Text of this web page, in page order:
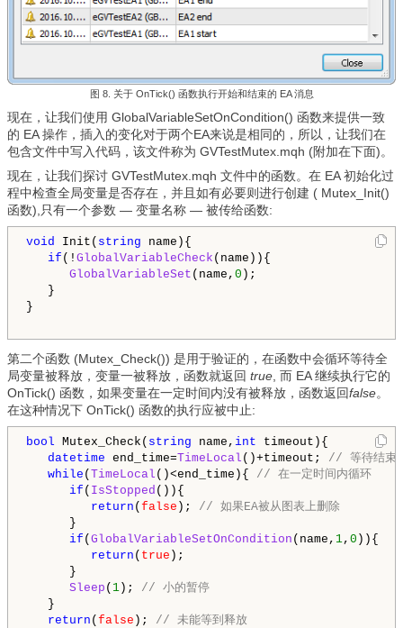
图 8. 关于 OnTick() 函数执行开始和结束的 EA 消息
现在，让我们使用 GlobalVariableSetOnCondition() 函数来提供一致
的 EA 操作，插入的变化对于两个EA来说是相同的，所以，让我们在
包含文件中写入代码，该文件称为 GVTestMutex.mqh (附加在下面)。
现在，让我们探讨 GVTestMutex.mqh 文件中的函数。在 EA 初始化过
程中检查全局变量是否存在，并且如有必要则进行创建 ( Mutex_Init()
函数),只有一个参数 — 变量名称 — 被传给函数:
void Init( string name){
if (! GlobalVariableCheck (name)){
GlobalVariableSet (name, 0 );
}
}
第二个函数 (Mutex_Check()) 是用于验证的，在函数中会循环等待全
局变量被释放，变量一被释放，函数就返回 true , 而 EA 继续执行它的
OnTick() 函数，如果变量在一定时间内没有被释放，函数返回false。
在这种情况下 OnTick() 函数的执行应被中止:
bool Mutex_Check( string name, int timeout){
datetime end_time=TimeLocal ()+timeout; // 等待结束
while (TimeLocal ()<end_time){ // 在一定时间内循环
if ( IsStopped ()){
return (false ); // 如果EA被从图表上删除
}
if (GlobalVariableSetOnCondition (name, 1, 0 )){
return ( true );
}
Sleep ( 1); // 小的暂停
}
return (false ); // 未能等到释放